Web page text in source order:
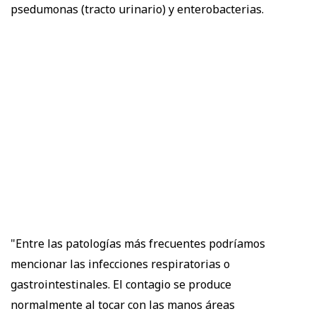
psedumonas (tracto urinario) y enterobacterias.
"Entre las patologías más frecuentes podríamos
mencionar las infecciones respiratorias o
gastrointestinales. El contagio se produce
normalmente al tocar con las manos áreas